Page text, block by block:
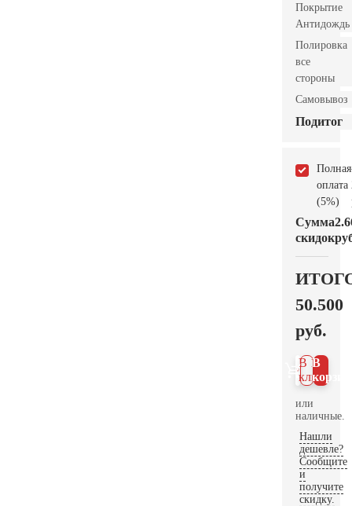
Покрытие
Антидождь
Полировка
все
стороны
Самовывоз
Подитог
Полная
оплата
(5%)
Сумма
скидок
50.500
руб.
В
В 1
клик
или
наличные.
Нашли
дешевле?
Сообщите
и
получите
скидку.